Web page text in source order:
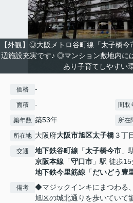
【外観】◎大阪メトロ谷町線「太子橋
辺施設充実です♪ ◎マンション敷地内に
あり子育てしやすい
価格 -
面積 - 間取
築年数 築53年 所在
所在地 大阪府大阪市旭区太子橋３丁
交通 地下鉄谷町線 「太子橋今市 」
京阪本線 「守口市 」駅 徒歩
地下鉄今里筋線 「だいどう豊
備考
◆マジックインキにまつわる
旭区の城北通りを歩いていて